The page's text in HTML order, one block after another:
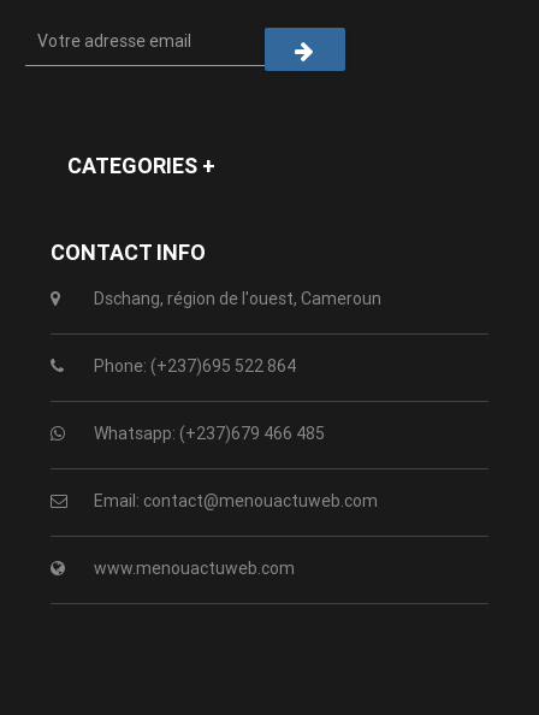
CATEGORIES +
CONTACT INFO
Dschang, région de l'ouest, Cameroun
Phone: (+237)695 522 864
Whatsapp: (+237)679 466 485
Email: contact@menouactuweb.com
www.menouactuweb.com